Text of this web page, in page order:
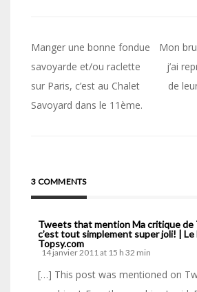
Navigation
de
l’article
Manger une bonne fondue
savoyarde et/ou raclette
sur Paris, c’est au Chalet
Savoyard dans le 11ème.
Mon
j’ai
de
3 COMMENTS
Tweets that mention Ma critique de
c’est tout simplement super joli! |
Topsy.com
14 janvier 2011 at 15 h 32 min
[…] This post was mentioned on